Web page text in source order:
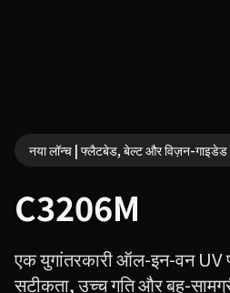
नया लॉन्च | फ्लैटबेड, बेल्ट और विज़न-गाइडेड
C3206M
एक युगांतरकारी ऑल-इन-वन UV
सटीकता, उच्च गति और बहु-